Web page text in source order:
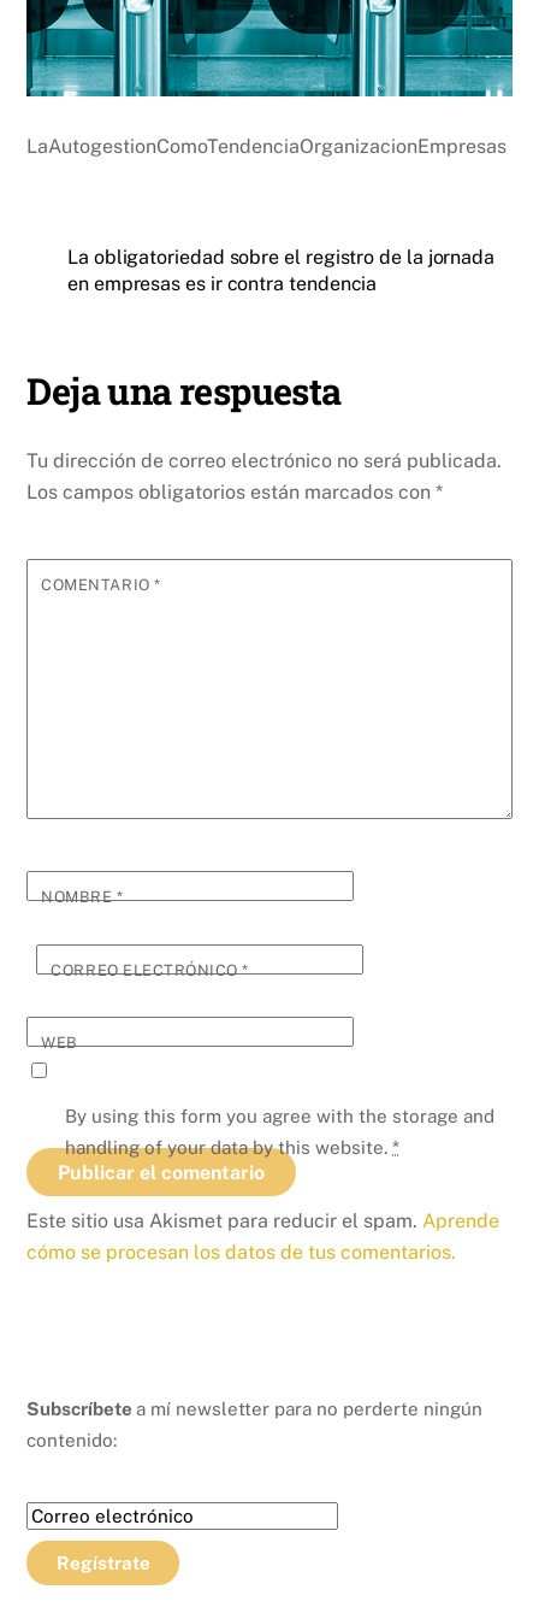
LaAutogestionComoTendenciaOrganizacionEmpresas
La obligatoriedad sobre el registro de la jornada
en empresas es ir contra tendencia
Deja una respuesta
Tu dirección de correo electrónico no será publicada.
Los campos obligatorios están marcados con*
COMENTARIO*
NOMBRE*
CORREO ELECTRÓNICO*
WEB
By using this form you agree with the storage and
handling of your data by this website.*
Este sitio usa Akismet para reducir el spam.Aprende
cómo se procesan los datos de tus comentarios.
Subscríbete a mí newsletter para no perderte ningún
contenido: